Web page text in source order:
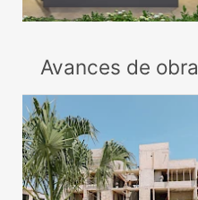
Avances de obra